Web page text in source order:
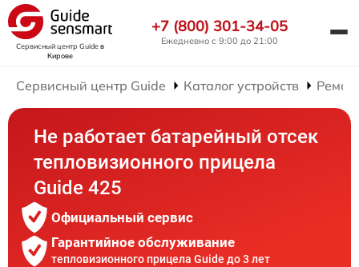
Сервисный центр Guideв
Кирове
+7 (800) 301-34-05
Ежедневно с 9:00 до 21:00
Сервисный центр Guide Каталог устройств
Не работает батарейный отсек
тепловизионного прицела
Guide 425
Официальный сервис
Гарантийное обслуживание
тепловизионного прицела Guide до 3 лет